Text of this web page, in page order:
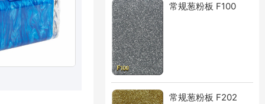
常规葱粉板 F100
常规葱粉板 F202